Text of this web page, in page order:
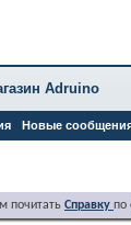
Новые
Adruino
почитать Справку по